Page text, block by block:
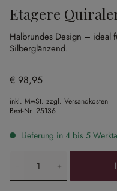
Etagere
Halbrundes Design – ideal
Silberglänzend.
€ 98,95
inkl. MwSt. zzgl. Versandkosten
Best-Nr. 25136
Lieferung in 4 bis 5
Produkt Anzahl: Gib